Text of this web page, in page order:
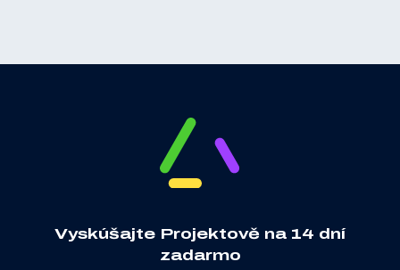
Vyskúšajte Projektově na 14 dní
zadarmo